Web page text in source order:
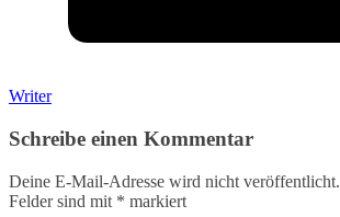
Writer
Schreibe einen Kommentar
Deine E-Mail-Adresse wird nicht veröffentlicht.
Felder sind mit * markiert